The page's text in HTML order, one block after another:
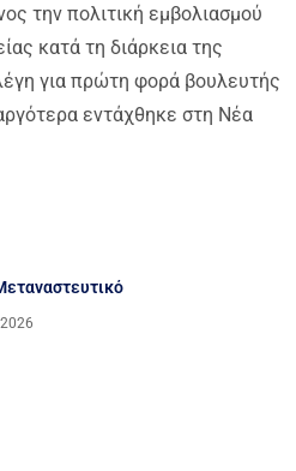
την πολιτική εμβολιασμού
κατά τη διάρκεια της
για πρώτη φορά βουλευτής
εντάχθηκε στη Νέα